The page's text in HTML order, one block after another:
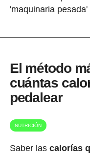
'maquinaria
El método
cuántas
pedalear
NUTRICIÓN
Saber las calorías